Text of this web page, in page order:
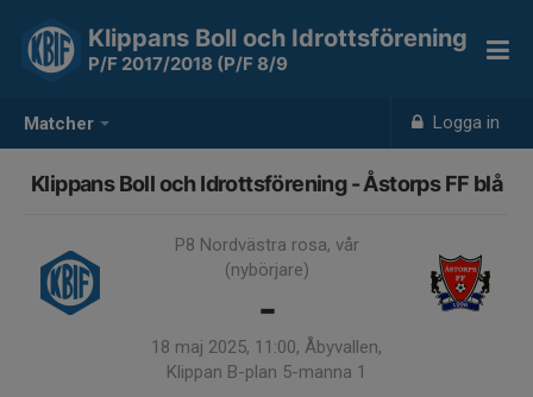
Matcher Logga in
Klippans Boll och Idrottsförening
P/F 2017/2018 (P/F 8/9
Klippans Boll och Idrottsförening - Åstorps FF blå
P8 Nordvästra rosa, vår
(nybörjare)
-
18 maj 2025, 11:00, Åbyvallen,
Klippan B-plan 5-manna 1